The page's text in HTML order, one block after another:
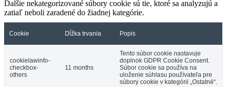
Ďalšie nekategorizované súbory cookie sú tie, ktoré sa analyzujú a
zatiaľ neboli zaradené do žiadnej kategórie.
Cookie Dĺžka trvania Popis
cookielawinfo-
checkbox-
others
11 months
Tento súbor cookie nastavuje
doplnok GDPR Cookie Consent.
Súbor cookie sa používa na
uloženie súhlasu používateľa pre
súbory cookie v kategórii „Ostatné“.